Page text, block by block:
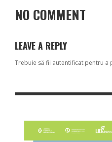
NO COMMENT
LEAVE A REPLY
Trebuie să fii autentificat pentru a